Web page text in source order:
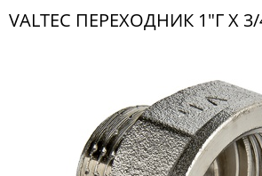
VALTEC ПЕРЕХОДНИК 1"Г Х